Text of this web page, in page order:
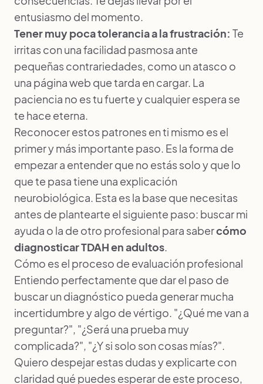
entusiasmo del momento.
Tener muy poca tolerancia a la frustración: Te
irritas con una facilidad pasmosa ante
pequeñas contrariedades, como un atasco o
una página web que tarda en cargar. La
paciencia no es tu fuerte y cualquier espera se
te hace eterna.
Reconocer estos patrones en ti mismo es el
primer y más importante paso. Es la forma de
empezar a entender que no estás solo y que lo
que te pasa tiene una explicación
neurobiológica. Esta es la base que necesitas
antes de plantearte el siguiente paso: buscar mi
ayuda o la de otro profesional para sabercómo
diagnosticar TDAH en adultos.
Cómo es el proceso de evaluación profesional
Entiendo perfectamente que dar el paso de
buscar un diagnóstico pueda generar mucha
incertidumbre y algo de vértigo. "¿Qué me van a
preguntar?", "¿Será una prueba muy
complicada?", "¿Y si solo son cosas mías?".
Quiero despejar estas dudas y explicarte con
claridad qué puedes esperar de este proceso,